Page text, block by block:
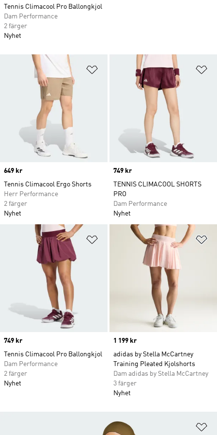
Lägg till på önskelistan
Price
649 kr
Tennis Climacool Ergo Shorts
Herr Performance
2 färger
Nyhet
Price
749 kr
TENNIS CLIMACOOL SHORTS
PRO
Dam Performance
Nyhet
Lägg till på önskelistan
Price
749 kr
Tennis Climacool Pro Ballongkjol
Dam Performance
2 färger
Nyhet
Price
1 199 kr
adidas by Stella McCartney
Training Pleated Kjolshorts
Dam adidas by Stella McCartney
3 färger
Nyhet
Tennis Climacool Pro Ballongkjol
Dam Performance
2 färger
Nyhet